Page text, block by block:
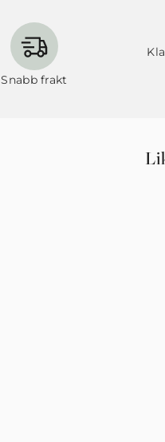
Snabb frakt